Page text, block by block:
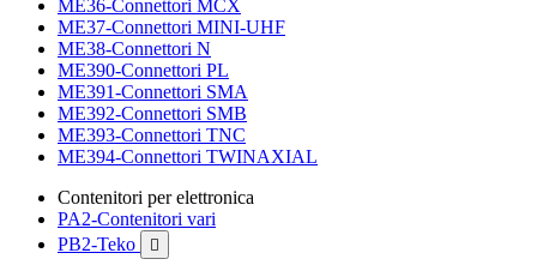
ME36-Connettori MCX
ME37-Connettori MINI-UHF
ME38-Connettori N
ME390-Connettori PL
ME391-Connettori SMA
ME392-Connettori SMB
ME393-Connettori TNC
ME394-Connettori TWINAXIAL
Contenitori per elettronica
PA2-Contenitori vari
PB2-Teko
